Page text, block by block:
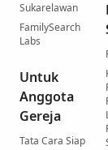
Sukarelawan
FamilySearch
Labs
Untuk
Anggota
Gereja
Tata Cara Siap